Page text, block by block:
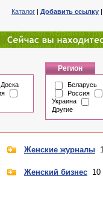
Каталог | Добавить ссылку
Доска
Регион
Беларусь
Россия
Украина
Другие
Женские журналы
Женский бизнес 10